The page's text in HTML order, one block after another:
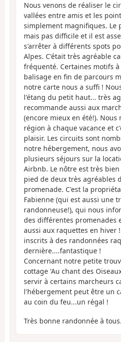
Nous venons de réaliser le
vallées entre amis et les
simplement magnifiques. Le
mais pas difficile et il est
s'arrêter à différents spots
Alpes. C'était très agréable
fréquenté. Certaines motifs
balisage en fin de parcours
notre carte nous a suffi !
l'étang du petit haut... très
recommande aussi aux
(encore mieux en été!). Nous
région à chaque vacance et
plaisir. Les circuits sont
notre hébergement, nous
plusieurs séjours sur la
Airbnb. Le nôtre est très
pied de deux très agréables
promenade. C'est la
Fabienne (qui est aussi une
randonneuse!), qui nous
des différentes promenades
aussi aux raquettes en hiver
inscrits à des randonnées
dernière....fantastique !
Concernant notre petite
cottage 'Au chant des
servir à certains marcheurs
l'hébergement peut être un
au coin du feu...un régal !
Très bonne randonnée à tous.